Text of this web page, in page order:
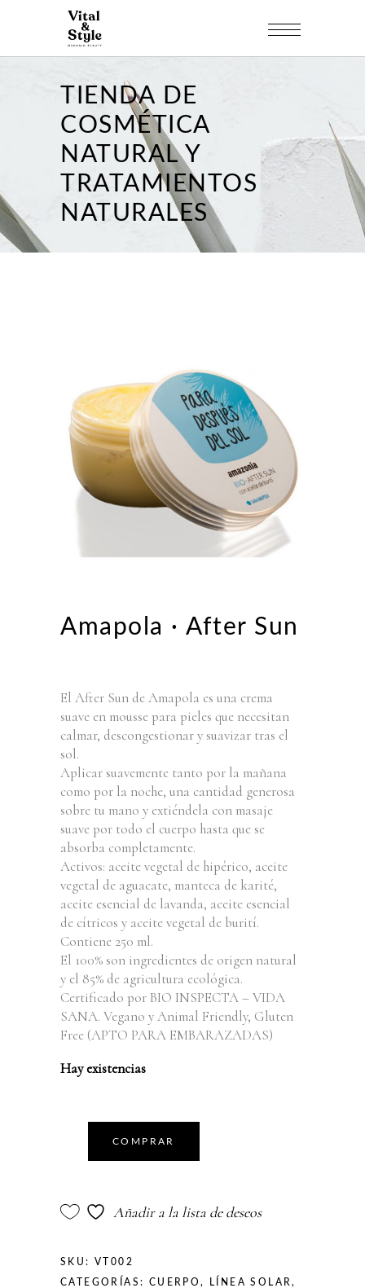
TIENDA DE
COSMÉTICA
NATURAL Y
TRATAMIENTOS
NATURALES
Amapola · After Sun
El After Sun de Amapola es una crema
suave en mousse para pieles que necesitan
calmar, descongestionar y suavizar tras el
sol.
Aplicar suavemente tanto por la mañana
como por la noche, una cantidad generosa
sobre tu mano y extiéndela con masaje
suave por todo el cuerpo hasta que se
absorba completamente.
Activos: aceite vegetal de hipérico, aceite
vegetal de aguacate, manteca de karité,
aceite esencial de lavanda, aceite esencial
de cítricos y aceite vegetal de burití.
Contiene 250 ml.
El 100% son ingredientes de origen natural
y el 85% de agricultura ecológica.
Certificado por BIO INSPECTA – VIDA
SANA. Vegano y Animal Friendly, Gluten
Free (APTO PARA EMBARAZADAS)
Hay existencias
COMPRAR
Añadir a la lista de deseos
SKU: VT002
CATEGORÍAS: CUERPO, LÍNEA SOLAR,